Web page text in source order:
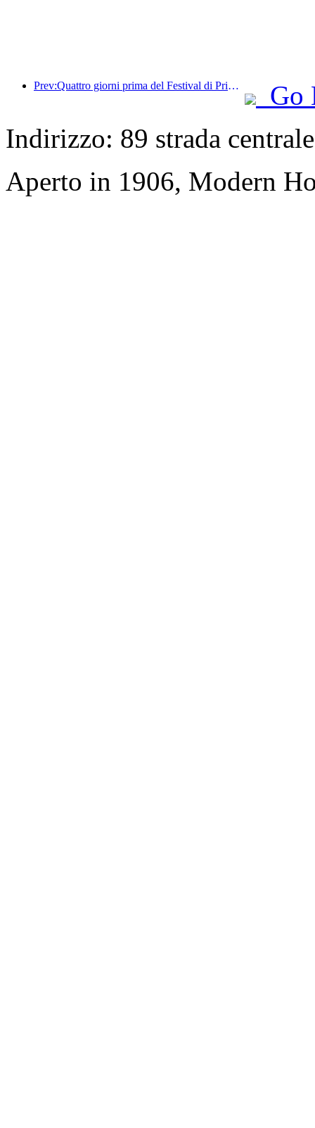
Prev:Quattro giorni prima del Festival di Primavera, il volume di prenotazioni degli alberghi popolari della contea è aumentato di oltre il 120% anno su anno
Go
Indirizzo: 89 strada
Aperto in 1906, Modern